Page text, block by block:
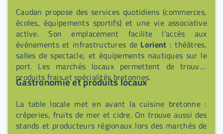
Caudan propose des services quotidiens (commerces,
écoles, équipements sportifs) et une vie associative
active. Son emplacement facilite l’accès aux
événements et infrastructures de Lorient : théâtres,
salles de spectacle, et équipements nautiques sur le
port. Les marchés locaux permettent de trouver
produits frais et spécialités bretonnes.
Gastronomie et produits locaux
La table locale met en avant la cuisine bretonne :
crêperies, fruits de mer et cidre. On trouve aussi des
stands et producteurs régionaux lors des marchés de